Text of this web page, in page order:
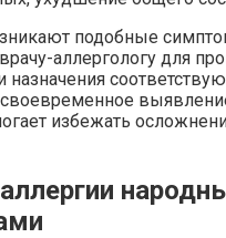
подобные
аллергологу для
назначения
избежать